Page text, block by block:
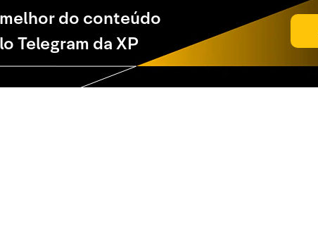
do conteúdo
Telegram da XP